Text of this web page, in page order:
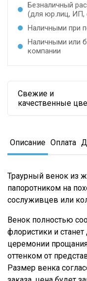
Безналичный
(для юр.лиц, ИП,
Наличными при
Наличными или
компании
Свежие и
качественные
Описание Оплата
Траурный венок из
папоротником на
сослуживцев или
Венок полностью
флористики и
церемонии
оттенком от
Размер венка